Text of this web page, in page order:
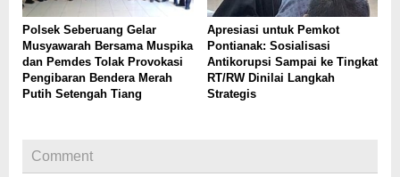
Polsek Seberuang Gelar
Musyawarah Bersama Muspika
dan Pemdes Tolak Provokasi
Pengibaran Bendera Merah
Putih Setengah Tiang
Apresiasi untuk Pemkot
Pontianak: Sosialisasi
Antikorupsi Sampai ke Tingkat
RT/RW Dinilai Langkah
Strategis
Comment